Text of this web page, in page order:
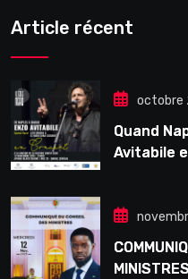
Article récent
octobre
Quand
Avitabile